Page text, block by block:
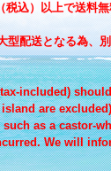
込）以上で送料無
配送となる為、
included)
are excluded)
as a castor-
We will